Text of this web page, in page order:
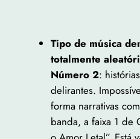
Tipo de música
totalmente
Número 2:
delirantes.
forma narrativas
banda, a faixa 1 de